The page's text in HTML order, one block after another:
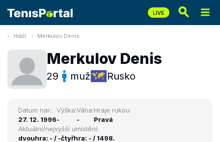
Hráči Merkulov Denis
Merkulov Denis
29 muž Rusko
Datum nar.:
27. 12. 1996
Výška:
-
Váha:
-
Hraje rukou:
Pravá
Aktuální/nejvyšší umístění:
dvouhra: - / -čtyřhra: - / 1498.